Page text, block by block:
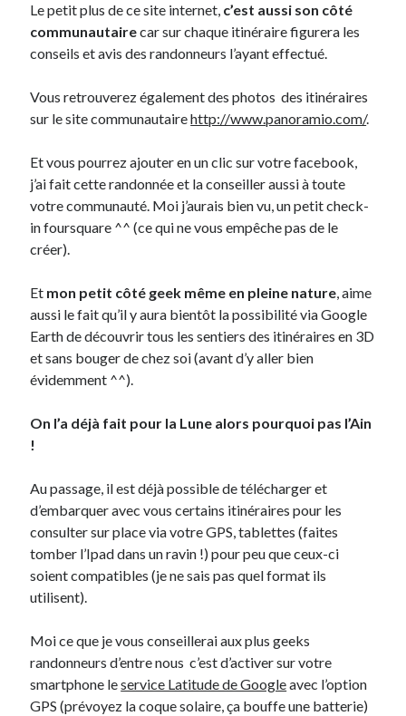
Parole de Follower
Patchwork
Photos
Proust
Sons
Tavukoi
Vidéos
Le petit plus de ce site internet, c’est aussi son côté
communautairecar sur chaque itinéraire figurera les
conseils et avis des randonneurs l’ayant effectué.
Vous retrouverez également des photos des itinéraires
sur le site communautairehttp://www.panoramio.com/.
Et vous pourrez ajouter en un clic sur votre facebook,
j’ai fait cette randonnée et la conseiller aussi à toute
votre communauté. Moi j’aurais bien vu, un petit check-
in foursquare ^^ (ce qui ne vous empêche pas de le
créer).
Et mon petit côté geek même en pleine nature, aime
aussi le fait qu’il y aura bientôt la possibilité via Google
Earth de découvrir tous les sentiers des itinéraires en 3D
et sans bouger de chez soi (avant d’y aller bien
évidemment ^^).
On l’a déjà fait pour la Lune alors pourquoi pas l’Ain
!
Au passage, il est déjà possible de télécharger et
d’embarquer avec vous certains itinéraires pour les
consulter sur place via votre GPS, tablettes (faites
tomber l’Ipad dans un ravin !) pour peu que ceux-ci
soient compatibles (je ne sais pas quel format ils
utilisent).
Moi ce que je vous conseillerai aux plus geeks
randonneurs d’entre nous c’est d’activer sur votre
smartphone leservice Latitude de Googleavec l’option
GPS (prévoyez la coque solaire, ça bouffe une batterie)